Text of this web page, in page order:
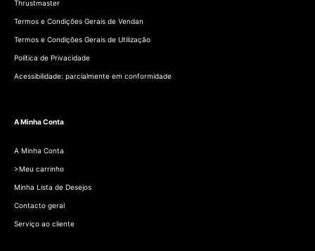
Thrustmaster
Termos e Condições Gerais de Vendan
Termos e Condições Gerais de Utilização
Política de Privacidade
Acessibilidade: parcialmente em conformidade
A Minha Conta
A Minha Conta
>Meu carrinho
Minha Lista de Desejos
Contacto geral
Serviço ao cliente